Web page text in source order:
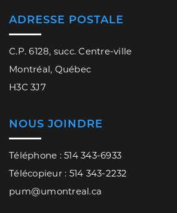
ADRESSE POSTALE
C.P. 6128, succ. Centre-ville
Montréal, Québec
H3C 3J7
NOUS JOINDRE
Téléphone : 514 343-6933
Télécopieur : 514 343-2232
pum@umontreal.ca